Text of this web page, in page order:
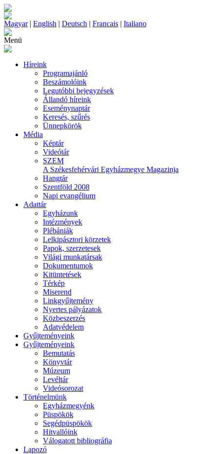
Magyar| English | Deutsch | Francais | Italiano
Menü
Híreink
Programajánló
Beszámolóink
Legutóbbi bejegyzések
Állandó híreink
Eseménynaptár
Keresés, szűrés
Ünnepkörök
Média
Képtár
Videótár
SZEM
A Székesfehérvári Egyházmegye Magazinja
Hangtár
Szentföld 2008
Napi evangélium
Adattár
Egyházunk
Intézmények
Plébániák
Lelkipásztori körzetek
Papok, szerzetesek
Világi munkatársak
Dokumentumok
Kitüntetések
Térkép
Miserend
Linkgyűjtemény
Nyertes pályázatok
Közbeszerzés
Adatvédelem
Gyűjteményeink
Gyűjteményeink
Bemutatás
Könyvtár
Múzeum
Levéltár
Videósorozat
Történelmünk
Egyházmegyénk
Püspökök
Segédpüspökök
Hitvallóink
Válogatott bibliográfia
Lapozó